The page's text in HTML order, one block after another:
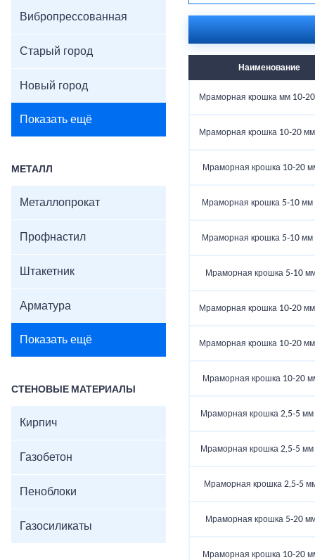
Вибропрессованная
Старый город
Новый город
Показать ещё
МЕТАЛЛ
Металлопрокат
Профнастил
Штакетник
Арматура
Показать ещё
СТЕНОВЫЕ МАТЕРИАЛЫ
Кирпич
Газобетон
Пеноблоки
Газосиликаты
Наименование
Мраморная крошка мм 10-20
Мраморная крошка 10-20 мм
Мраморная крошка 10-20
Мраморная крошка 5-10 мм
Мраморная крошка 5-10 мм
Мраморная крошка 5-10 мм
Мраморная крошка 10-20 мм
Мраморная крошка 10-20 мм
Мраморная крошка 10-20
Мраморная крошка 2,5-5 мм
Мраморная крошка 2,5-5 мм
Мраморная крошка 2,5-5
Мраморная крошка 5-20 мм
Мраморная крошка 10-20